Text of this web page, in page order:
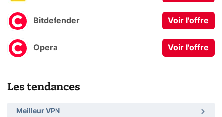
Bitdefender Voir l'offre
Opera Voir l'offre
Les tendances
Meilleur VPN